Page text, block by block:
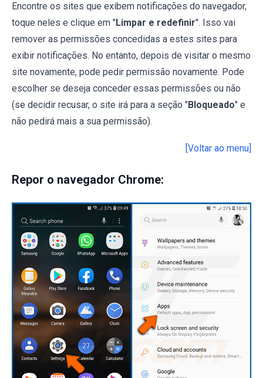
Encontre os sites que exibem notificações do navegador,
toque neles e clique em "Limpar e redefinir". Isso vai
remover as permissões concedidas a estes sites para
exibir notificações. No entanto, depois de visitar o mesmo
site novamente, pode pedir permissão novamente. Pode
escolher se deseja conceder essas permissões ou não
(se decidir recusar, o site irá para a seção "Bloqueado" e
não pedirá mais a sua permissão).
[Voltar ao menu]
Repor o navegador Chrome: